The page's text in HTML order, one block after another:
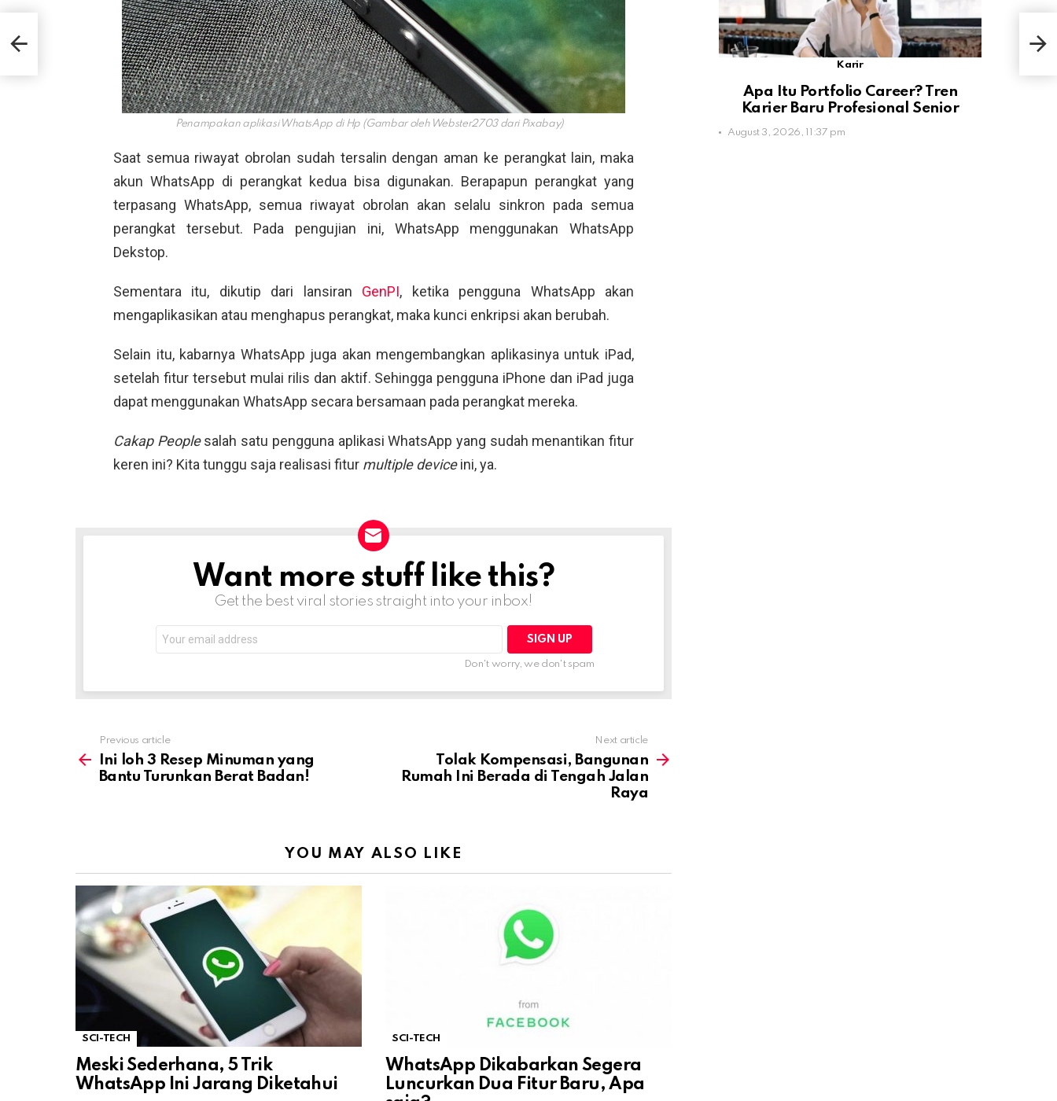
Penampakan aplikasi WhatsApp di Hp (Gambar oleh Webster2703 dari Pixabay)
Saat semua riwayat obrolan sudah tersalin dengan aman ke perangkat lain, maka
akun WhatsApp di perangkat kedua bisa digunakan. Berapapun perangkat yang
terpasang WhatsApp, semua riwayat obrolan akan selalu sinkron pada semua
perangkat tersebut. Pada pengujian ini, WhatsApp menggunakan WhatsApp
Dekstop.
Sementara itu, dikutip dari lansiran GenPI, ketika pengguna WhatsApp akan
mengaplikasikan atau menghapus perangkat, maka kunci enkripsi akan berubah.
Selain itu, kabarnya WhatsApp juga akan mengembangkan aplikasinya untuk iPad,
setelah fitur tersebut mulai rilis dan aktif. Sehingga pengguna iPhone dan iPad juga
dapat menggunakan WhatsApp secara bersamaan pada perangkat mereka.
Cakap Peoplesalah satu pengguna aplikasi WhatsApp yang sudah menantikan fitur
keren ini? Kita tunggu saja realisasi fitur multiple deviceini, ya.
NEWSLETTERWant more stuff like this?
Get the best viral stories straight into your inbox!
address:
Don't worry, we don't spam
more
Previous article
Ini loh 3 Resep Minuman yang
Bantu Turunkan Berat Badan!
Next article
Tolak Kompensasi, Bangunan
Rumah Ini Berada di Tengah Jalan
Raya
YOU MAY ALSO LIKE
SCI-TECH
Meski Sederhana, 5 Trik
WhatsApp Ini Jarang Diketahui
SCI-TECH
WhatsApp Dikabarkan Segera
Luncurkan Dua Fitur Baru, Apa
Karir
Apa Itu Portfolio Career? Tren
Karier Baru Profesional Senior
August 3, 2026, 11:37 pm